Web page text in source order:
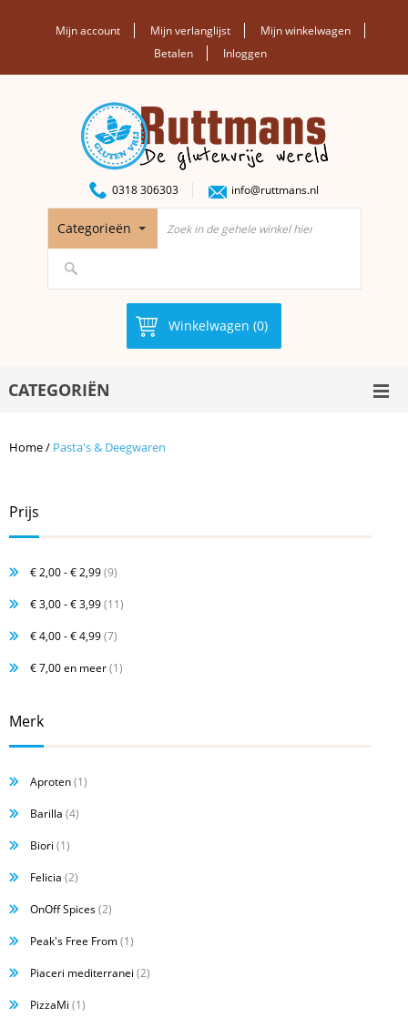
Mijn account Mijn verlanglijst
Mijn winkelwagen
Betalen
Inloggen
0318 306303 info@ruttmans.nl
Categorieën
Winkelwagen (0)
CATEGORIËN
Home/ Pasta's & Deegwaren
Prijs
€ 2,00-€ 2,99(9)
€ 3,00-€ 3,99(11)
€ 4,00-€ 4,99(7)
€ 7,00en meer(1)
Merk
Aproten(1)
Barilla (4)
Biori (1)
Felicia (2)
OnOff Spices(2)
Peak's Free From(1)
Piaceri mediterranei (2)
PizzaMi (1)